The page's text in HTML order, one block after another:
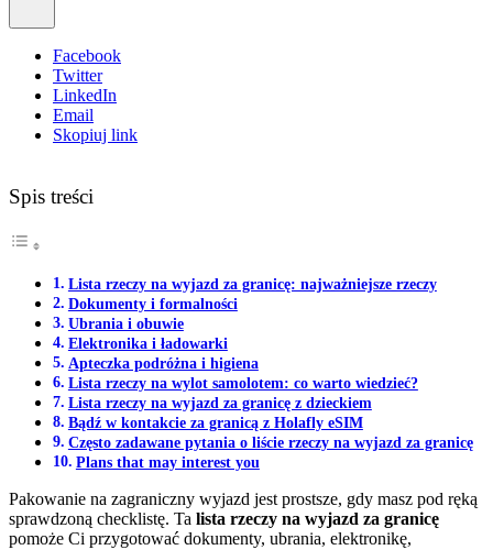
Facebook
Twitter
LinkedIn
Email
Skopiuj link
Spis treści
Lista rzeczy na wyjazd za granicę: najważniejsze rzeczy
Dokumenty i formalności
Ubrania i obuwie
Elektronika i ładowarki
Apteczka podróżna i higiena
Lista rzeczy na wylot samolotem: co warto wiedzieć?
Lista rzeczy na wyjazd za granicę z dzieckiem
Bądź w kontakcie za granicą z Holafly eSIM
Często zadawane pytania o liście rzeczy na wyjazd za granicę
Plans that may interest you
Pakowanie na zagraniczny wyjazd jest prostsze, gdy masz pod ręką
sprawdzoną checklistę. Ta lista rzeczy na wyjazd za granicę
pomoże Ci przygotować dokumenty, ubrania, elektronikę,